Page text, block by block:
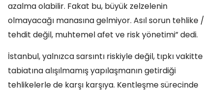
azalma olabilir. Fakat bu, büyük zelzelenin
olmayacağı manasına gelmiyor. Asıl sorun tehlike /
tehdit değil, muhtemel afet ve risk yönetimi” dedi.
İstanbul, yalnızca sarsıntı riskiyle değil, tıpkı vakitte
tabiatına alışılmamış yapılaşmanın getirdiği
tehlikelerle de karşı karşıya. Kentleşme sürecinde